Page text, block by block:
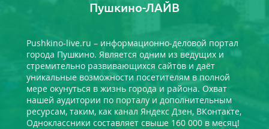
Пушкино-ЛАЙВ
Pushkino-live.ru – информационно-деловой портал
города Пушкино. Является одним из ведущих и
стремительно развивающихся сайтов и даёт
уникальные возможности посетителям в полной
мере окунуться в жизнь города и района. Охват
нашей аудитории по порталу и дополнительным
ресурсам, таким, как канал Яндекс Дзен, ВКонтакте,
Одноклассники составляет свыше 160 000 в месяц!